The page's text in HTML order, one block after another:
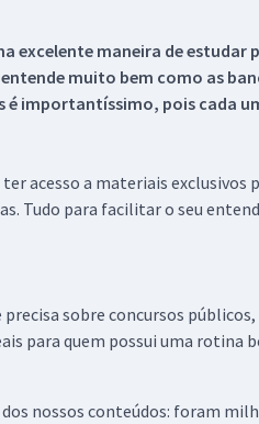
excelente maneira de
muito bem como as
importantíssimo, pois cada
acesso a materiais
Tudo para facilitar o seu
precisa sobre concursos
para quem possui uma rotina
nossos conteúdos: foram